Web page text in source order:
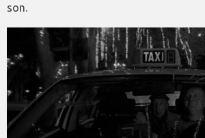
son.